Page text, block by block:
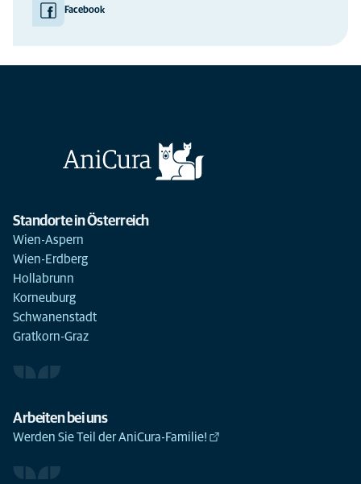
Facebook
Standorte in Österreich
Wien-Aspern
Wien-Erdberg
Hollabrunn
Korneuburg
Schwanenstadt
Gratkorn-Graz
Arbeiten bei uns
Werden Sie Teil der AniCura-Familie!